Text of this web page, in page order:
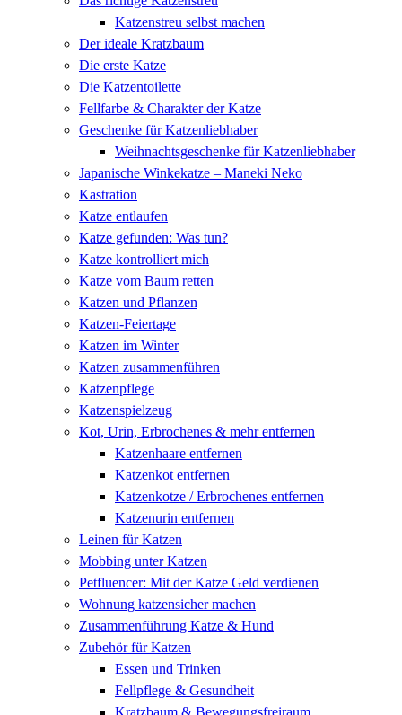
Katzenstreu selbst machen
Der ideale Kratzbaum
Die erste Katze
Die Katzentoilette
Fellfarbe & Charakter der Katze
Geschenke für Katzenliebhaber
Weihnachtsgeschenke für Katzenliebhaber
Japanische Winkekatze – Maneki Neko
Kastration
Katze entlaufen
Katze gefunden: Was tun?
Katze kontrolliert mich
Katze vom Baum retten
Katzen und Pflanzen
Katzen-Feiertage
Katzen im Winter
Katzen zusammenführen
Katzenpflege
Katzenspielzeug
Kot, Urin, Erbrochenes & mehr entfernen
Katzenhaare entfernen
Katzenkot entfernen
Katzenkotze / Erbrochenes entfernen
Katzenurin entfernen
Leinen für Katzen
Mobbing unter Katzen
Petfluencer: Mit der Katze Geld verdienen
Wohnung katzensicher machen
Zusammenführung Katze & Hund
Zubehör für Katzen
Essen und Trinken
Fellpflege & Gesundheit
Kratzbaum & Bewegungsfreiraum